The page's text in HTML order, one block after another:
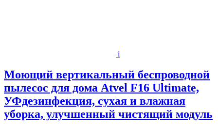
i
Моющий вертикальный беспроводной
пылесос для дома Atvel F16 Ultimate,
УФдезинфекция, сухая и влажная
уборка, улучшенный чистящий модуль